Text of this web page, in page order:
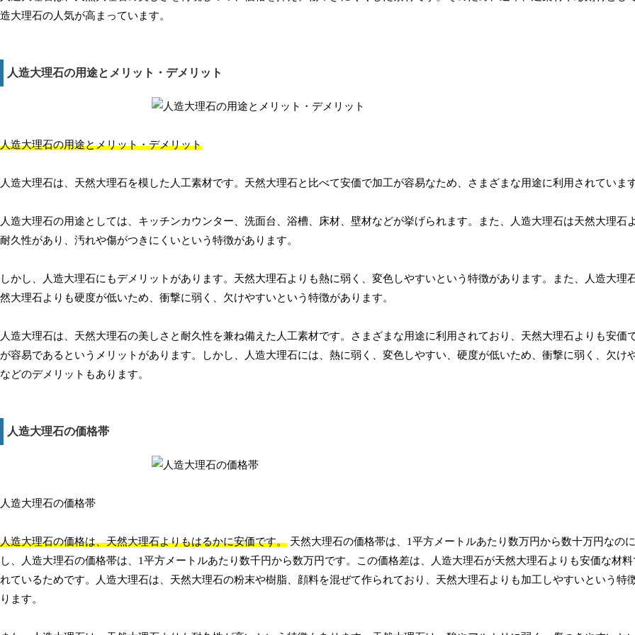
造大理石の人気が高まっています。
人造大理石の用途とメリット・デメリット
人造大理石の用途とメリット・デメリット
人造大理石は、天然大理石を模した人工素材です。天然大理石と比べて安価で加工が容易なため、さまざまな用途に利用されています
人造大理石の用途としては、キッチンカウンター、洗面台、浴槽、床材、壁材などが挙げられます。また、人造大理石は天然大理石
耐久性があり、汚れや傷がつきにくいという特徴があります。
しかし、人造大理石にもデメリットがあります。天然大理石よりも熱に弱く、変色しやすいという特徴があります。また、人造大理
然大理石よりも硬度が低いため、衝撃に弱く、欠けやすいという特徴があります。
人造大理石は、天然大理石の美しさと耐久性を兼ね備えた人工素材です。さまざまな用途に利用されており、天然大理石よりも安価
が容易であるというメリットがあります。しかし、人造大理石には、熱に弱く、変色しやすい、硬度が低いため、衝撃に弱く、欠け
などのデメリットもあります。
人造大理石の価格帯
人造大理石の価格帯
人造大理石の価格は、天然大理石よりもはるかに安価です。 天然大理石の価格帯は、1平方メートルあたり数万円から数十万円なの
し、人造大理石の価格帯は、1平方メートルあたり数千円から数万円です。この価格差は、人造大理石が天然大理石よりも安価な材料
れているためです。人造大理石は、天然大理石の粉末や樹脂、顔料を混ぜて作られており、天然大理石よりも加工しやすいという特
ります。